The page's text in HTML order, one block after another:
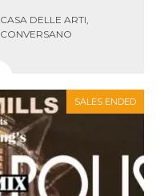
CASA DELLE ARTI,
CONVERSANO
SALES ENDED